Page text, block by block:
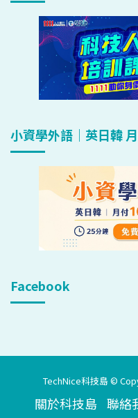
小資學外語｜英日韓
Facebook
TechNice科技島 ©
關於科技島 聯絡